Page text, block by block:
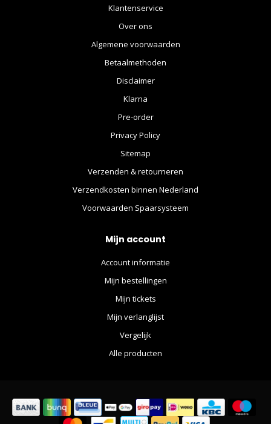
Klantenservice
Over ons
Algemene voorwaarden
Betaalmethoden
Disclaimer
Klarna
Pre-order
Privacy Policy
Sitemap
Verzenden & retourneren
Verzendkosten binnen Nederland
Voorwaarden Spaarsysteem
Mijn account
Account informatie
Mijn bestellingen
Mijn tickets
Mijn verlanglijst
Vergelijk
Alle producten